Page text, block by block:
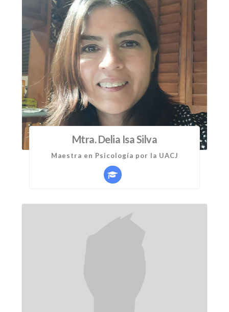
Mtra. Delia Isa Silva
Maestra en Psicología por la UACJ